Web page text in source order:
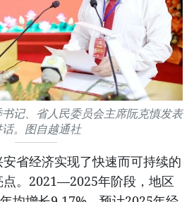
记、省人民委员会主席阮克慎发表
话。图自越通社
省经济实现了快速而可持续的
。2021—2025年阶段，地区